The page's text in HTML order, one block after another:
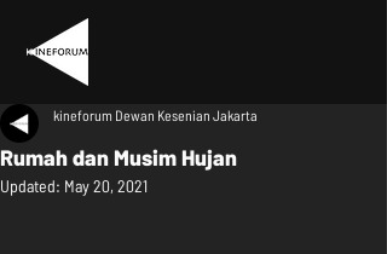
Rumah dan Musim Hujan
kineforum Dewan Kesenian Jakarta
Updated: May 20, 2021